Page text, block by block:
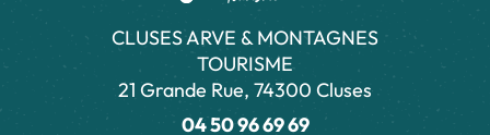
CLUSES ARVE & MONTAGNES
TOURISME
21 Grande Rue, 74300 Cluses
04 50 96 69 69